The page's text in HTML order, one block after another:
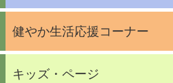
健やか生活応援コーナー
キッズ・ページ